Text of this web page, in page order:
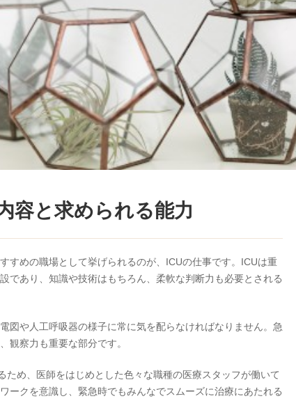
容と求められる能力
すめの職場として挙げられるのが、ICUの仕事です。ICUは重
であり、知識や技術はもちろん、柔軟な判断力も必要とされる
図や人工呼吸器の様子に常に気を配らなければなりません。急
観察力も重要な部分です。
ため、医師をはじめとした色々な職種の医療スタッフが働いて
ークを意識し、緊急時でもみんなでスムーズに治療にあたれる